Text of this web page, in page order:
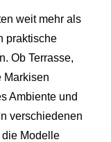
weit mehr als
praktische
Ob Terrasse,
Markisen
Ambiente und
verschiedenen
Modelle